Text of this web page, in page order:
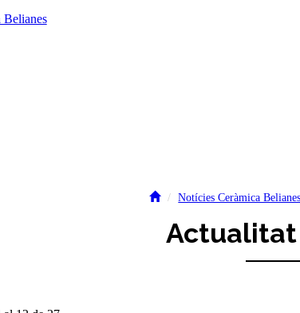
Belianes
Notícies Ceràmica Belianes